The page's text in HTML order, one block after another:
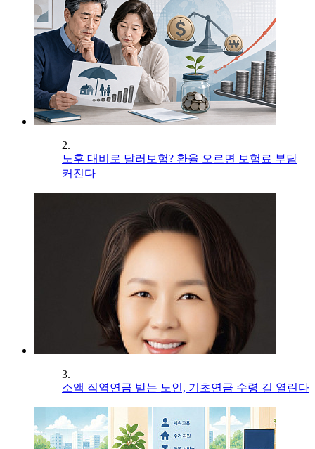
2.
노후 대비로 달러보험? 환율 오르면 보험료 부담
커진다
3.
소액 직역연금 받는 노인, 기초연금 수령 길 열린다